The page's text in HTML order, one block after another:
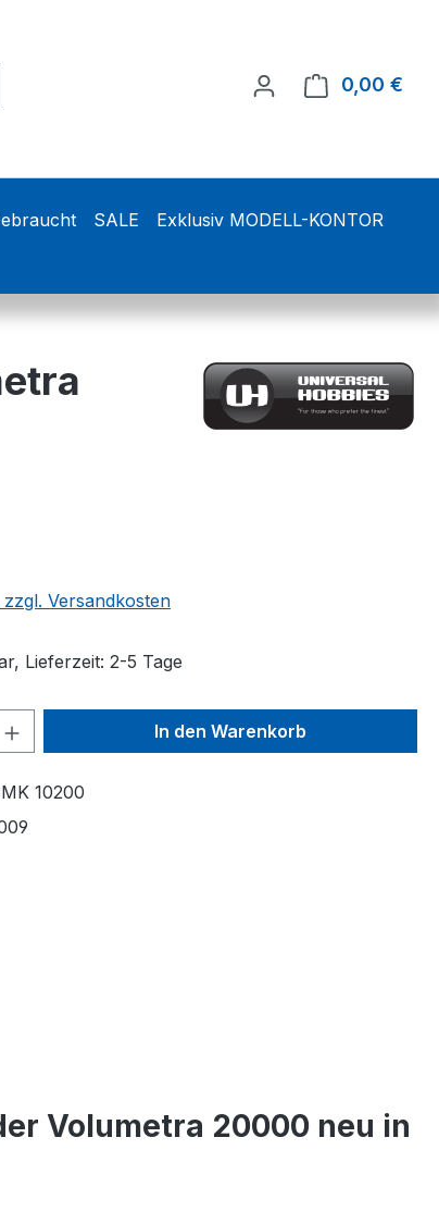
0,00 €
SALE
Exklusiv MODELL-KONTOR
Versandkosten
Lieferzeit: 2-5 Tage
Gib den gewünschten Wert
In den Warenkorb
MK 10200
Volumetra 20000 neu in